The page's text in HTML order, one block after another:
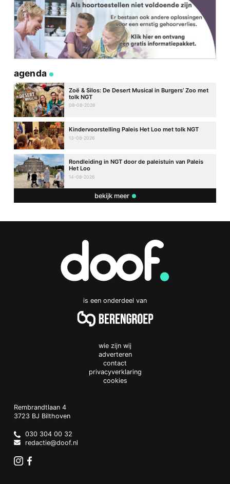
agenda
Zoë & Silos: De Desert Musical in Burgers’ Zoo met
tolk NGT
08-08-2026
Kindervoorstelling Paleis Het Loo met tolk NGT
13-08-2026
Rondleiding in NGT door de paleistuin van Paleis
Het Loo
14-08-2026
bekijk meer
is een onderdeel van
wie zijn wij
adverteren
contact
privacyverklaring
cookies
Doof.nl
work
Rembrandtlaan 4
3723 BJ Bilthoven
Netherlands
030 304 00 32
redactie@doof.nl